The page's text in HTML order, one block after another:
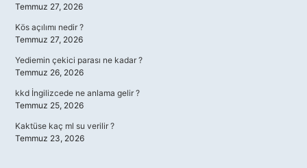
Temmuz 27, 2026
Kös açılımı nedir ?
Temmuz 27, 2026
Yediemin çekici parası ne kadar ?
Temmuz 26, 2026
kkd İngilizcede ne anlama gelir ?
Temmuz 25, 2026
Kaktüse kaç ml su verilir ?
Temmuz 23, 2026